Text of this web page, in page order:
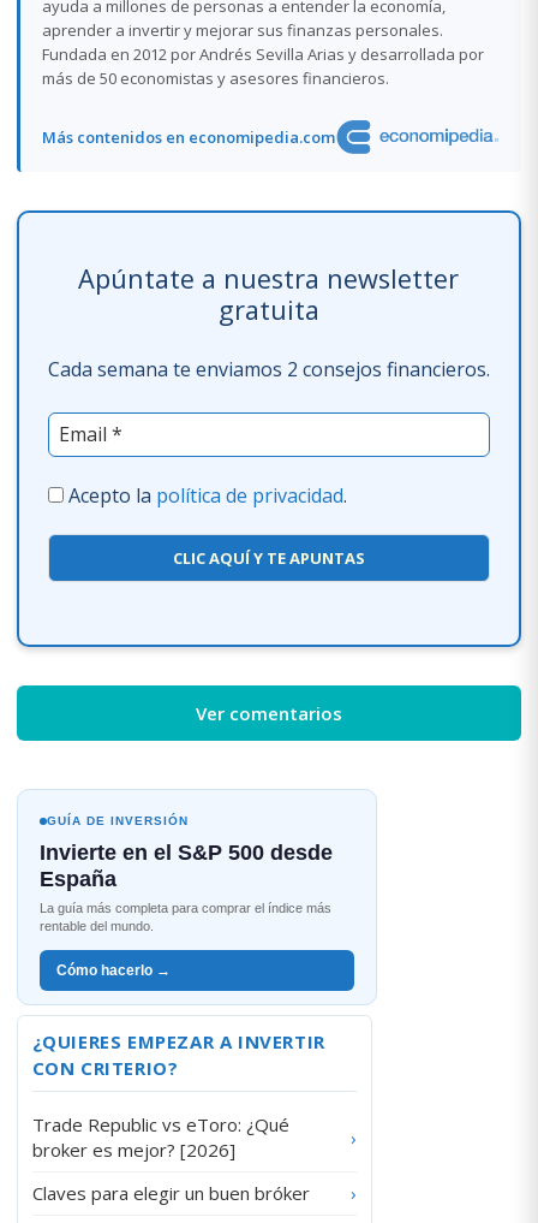
ayuda a millones de personas a entender la economía,
aprender a invertir y mejorar sus finanzas personales.
Fundada en 2012 por Andrés Sevilla Arias y desarrollada por
más de 50 economistas y asesores financieros.
Más contenidos en economipedia.com
Apúntate a nuestra newsletter
gratuita
Cada semana te enviamos 2 consejos financieros.
Acepto la política de privacidad.
CLIC AQUÍ Y TE APUNTAS
Ver comentarios
GUÍA DE INVERSIÓN
Invierte en el S&P 500 desde
España
La guía más completa para comprar el índice más
rentable del mundo.
Cómo hacerlo →
¿QUIERES EMPEZAR A INVERTIR
CON CRITERIO?
Trade Republic vs eToro: ¿Qué
broker es mejor? [2026]
›
Claves para elegir un buen bróker
›